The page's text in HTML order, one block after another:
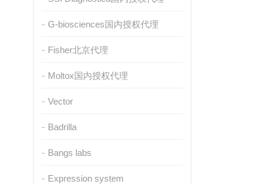
G-biosciences国内授权代理
Fisher北京代理
Moltox国内授权代理
Vector
Badrilla
Bangs labs
Expression system